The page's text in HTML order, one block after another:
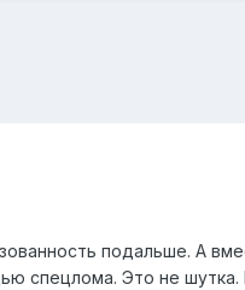
подальше. А
спецлома. Это не шутка.